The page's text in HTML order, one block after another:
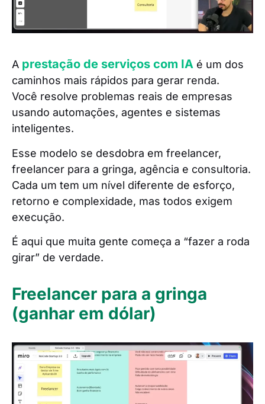
A prestação de serviços com IA é um dos
caminhos mais rápidos para gerar renda.
Você resolve problemas reais de empresas
usando automações, agentes e sistemas
inteligentes.
Esse modelo se desdobra em freelancer,
freelancer para a gringa, agência e consultoria.
Cada um tem um nível diferente de esforço,
retorno e complexidade, mas todos exigem
execução.
É aqui que muita gente começa a “fazer a roda
girar” de verdade.
Freelancer para a gringa
(ganhar em dólar)